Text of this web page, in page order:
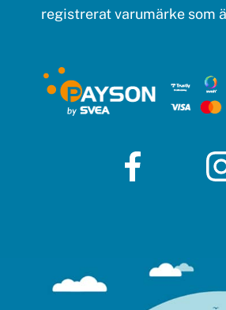
registrerat varumärke som